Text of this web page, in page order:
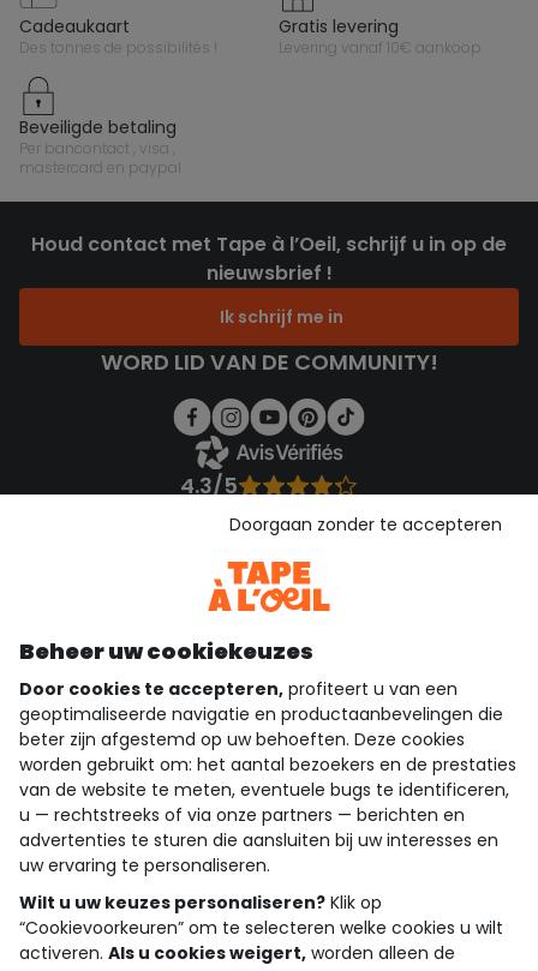
cadeaukaart
des tonnes de possibilités !
gratis levering
levering vanaf 10€ aankoop
beveiligde betaling
per bancontact , visa ,
mastercard en paypal
Houd contact met Tape à l’Oeil, schrijf u in op de
nieuwsbrief !
Ik schrijf me in
WORD LID VAN DE COMMUNITY!
4.3/5
Bekijk de vertrouwensverklaring
Download onze applicatie
Ontdek onze applicatie
wie zijn we?
hulp nodig
loyalty club
onze catalogus
Beheer uw cookiekeuzes
Door cookies te accepteren, profiteert u van een
geoptimaliseerde navigatie en productaanbevelingen die
beter zijn afgestemd op uw behoeften. Deze cookies
worden gebruikt om: het aantal bezoekers en de prestaties
van de website te meten, eventuele bugs te identificeren,
u — rechtstreeks of via onze partners — berichten en
advertenties te sturen die aansluiten bij uw interesses en
uw ervaring te personaliseren.
Wilt u uw keuzes personaliseren? Klik op
“Cookievoorkeuren” om te selecteren welke cookies u wilt
activeren. Als u cookies weigert, worden alleen de
Doorgaan zonder te accepteren